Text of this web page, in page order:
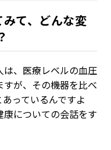
て、どんな変
、医療レベルの血圧
が、その機器を比べ
っているんですよ
についての会話をす